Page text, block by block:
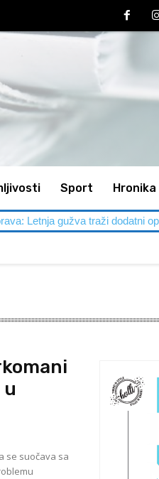
Sport Hronika
gužva traži dodatni oprez
se suočava sa